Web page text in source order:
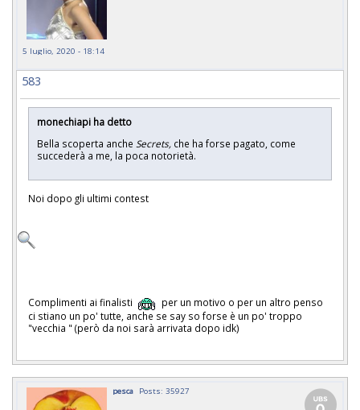
5 luglio, 2020 - 18:14
583
monechiapi ha detto
Bella scoperta anche Secrets, che ha forse pagato, come
succederà a me, la poca notorietà.
Noi dopo gli ultimi contest
Complimenti ai finalisti
per un motivo o per un altro penso
ci stiano un po' tutte, anche se say so forse è un po' troppo
"vecchia " (però da noi sarà arrivata dopo idk)
pesca Posts: 35927